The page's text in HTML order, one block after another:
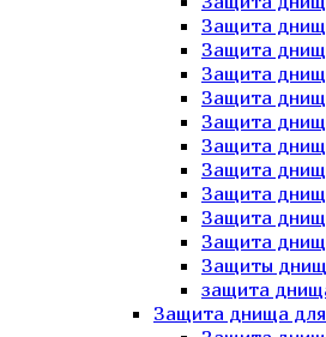
Защита
Защита
Защита
Защита
Защита
Защита
Защита
Защита
Защита
Защита
Защиты
защита
Защита днища